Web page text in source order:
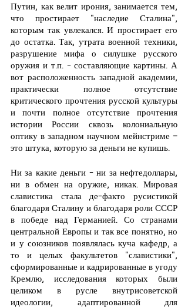
Путин, как велит ирония, занимается тем,
что простирает "наследие Сталина",
которым так увлекался. И простирает его
до остатка. Так, утрата военной техники,
разрушение мифа о силушке русского
оружия и т.п. - составляющие картины. А
вот расположенность западной академии,
практически полное отсутствие
критического прочтения русской культуры
и почти полное отсутствие прочтения
истории России сквозь колониальную
оптику в западном научном мейнстриме –
это штука, которую за деньги не купишь.
Ни за какие деньги - ни за нефтедоллары,
ни в обмен на оружие, никак. Мировая
славистика стала де-факто русистикой
благодаря Сталину и благодаря роли СССР
в победе над Германией. Со странами
центральной Европы и так все понятно, но
и у союзников появлялась куча кафедр, а
то и целых факультетов "славистики",
сформированные и кадрированные в угоду
Кремлю, исследования которых были
целиком в русле внутрисоветской
идеологии, адаптированной для